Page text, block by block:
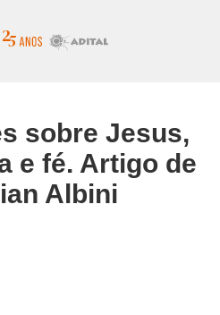
sobre Jesus,
e fé. Artigo de
Albini